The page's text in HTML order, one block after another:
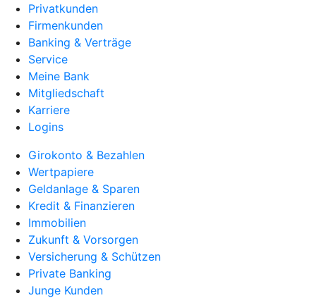
Privatkunden
Firmenkunden
Banking & Verträge
Service
Meine Bank
Mitgliedschaft
Karriere
Logins
Girokonto & Bezahlen
Wertpapiere
Geldanlage & Sparen
Kredit & Finanzieren
Immobilien
Zukunft & Vorsorgen
Versicherung & Schützen
Private Banking
Junge Kunden